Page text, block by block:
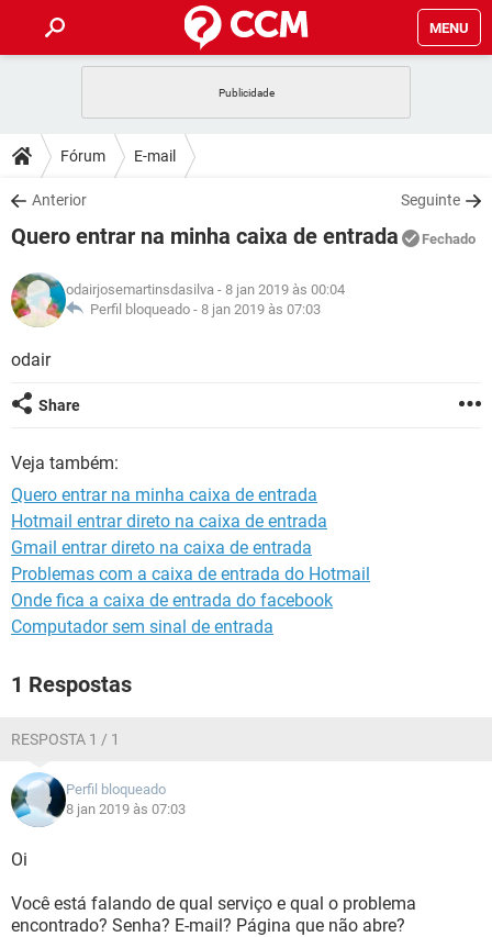
MENU
CELULAR
OUTLOOK
INSTAGRAM GMAIL
GUIA DE COMPRAS
DICAS
JOGOS
INSTAGRAM GMAIL
GUIA DE COMPRAS
DOWNLOADS
JOGOS WHATSAPP
CELULAR
OUTLOOK EXCEL
INSTAGRAM
FÓRUM
JOGOS WHATSAPP
CELULAR
OUTLOOK
INSTAGRAM
GLOSSÁRIO
JOGOS
INSTAGRAM
GUIA DE COMPRAS
Fórum E-mail
Anterior Seguinte
Quero entrar na minha caixa de entrada Fechado
odairjosemartinsdasilva - 8 jan 2019 às 00:04
Perfil bloqueado - 8 jan 2019 às 07:03
odair
Share
Veja também:
Quero entrar na minha caixa de entrada
Hotmail entrar direto na caixa de entrada
Gmail entrar direto na caixa de entrada
Problemas com a caixa de entrada do Hotmail
Onde fica a caixa de entrada do facebook
Computador sem sinal de entrada
1 Respostas
RESPOSTA 1 / 1
Perfil bloqueado
8 jan 2019 às 07:03
Oi
Você está falando de qual serviço e qual o problema
encontrado? Senha? E-mail? Página que não abre?